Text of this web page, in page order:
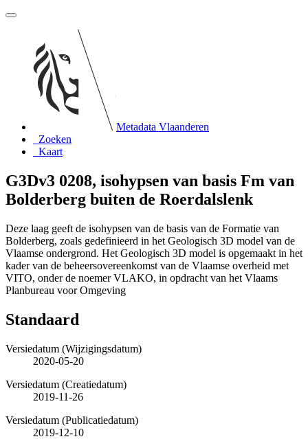
Metadata Vlaanderen
Zoeken
Kaart
G3Dv3 0208, isohypsen van basis Fm van
Bolderberg buiten de Roerdalslenk
Deze laag geeft de isohypsen van de basis van de Formatie van
Bolderberg, zoals gedefinieerd in het Geologisch 3D model van de
Vlaamse ondergrond. Het Geologisch 3D model is opgemaakt in het
kader van de beheersovereenkomst van de Vlaamse overheid met
VITO, onder de noemer VLAKO, in opdracht van het Vlaams
Planbureau voor Omgeving
Standaard
Versiedatum (Wijzigingsdatum)
2020-05-20
Versiedatum (Creatiedatum)
2019-11-26
Versiedatum (Publicatiedatum)
2019-12-10